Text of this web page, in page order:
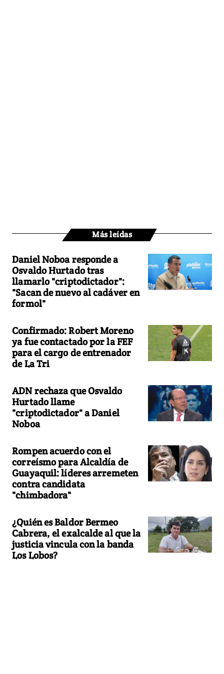
Más leídas
Daniel Noboa responde a
Osvaldo Hurtado tras
llamarlo "criptodictador":
"Sacan de nuevo al cadáver en
formol"
Confirmado: Robert Moreno
ya fue contactado por la FEF
para el cargo de entrenador
de La Tri
ADN rechaza que Osvaldo
Hurtado llame
"criptodictador" a Daniel
Noboa
Rompen acuerdo con el
correísmo para Alcaldía de
Guayaquil: líderes arremeten
contra candidata
"chimbadora"
¿Quién es Baldor Bermeo
Cabrera, el exalcalde al que la
justicia vincula con la banda
Los Lobos?